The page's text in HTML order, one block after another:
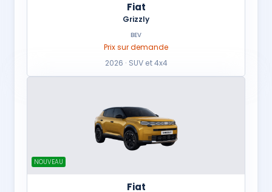
Fiat
Grizzly
BEV
Prix sur demande
2026 · SUV et 4x4
NOUVEAU
Fiat